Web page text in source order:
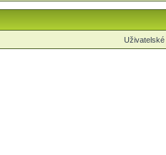
Uživatelské